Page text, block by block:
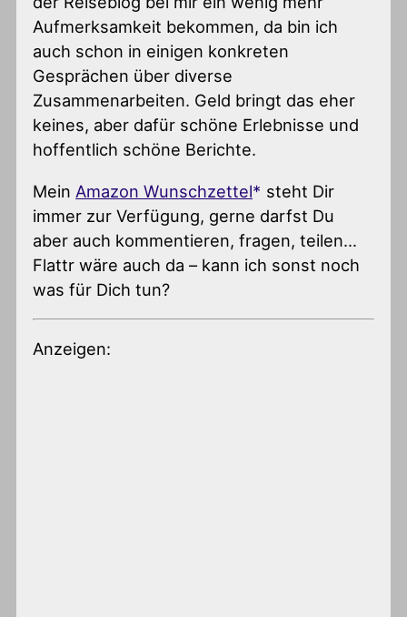
Aufmerksamkeit bekommen, da bin ich
auch schon in einigen konkreten
Gesprächen über diverse
Zusammenarbeiten. Geld bringt das eher
keines, aber dafür schöne Erlebnisse und
hoffentlich schöne Berichte.
Mein Amazon Wunschzettel
steht Dir
immer zur Verfügung, gerne darfst Du
aber auch kommentieren, fragen, teilen…
Flattr wäre auch da – kann ich sonst noch
was für Dich tun?
Anzeigen: